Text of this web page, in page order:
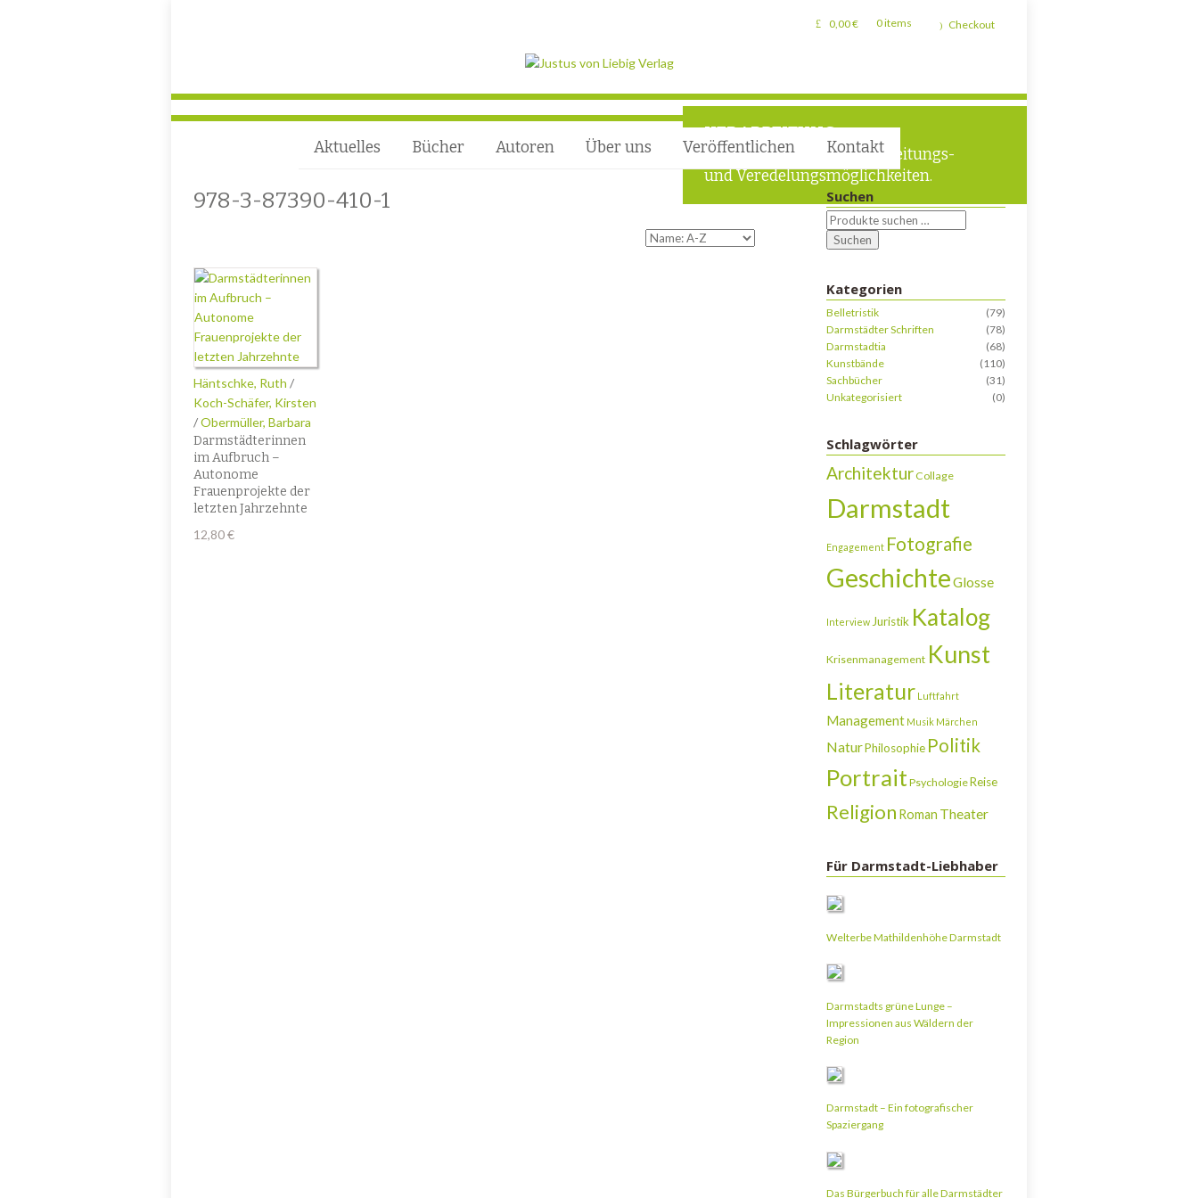
0,00€ 0 items Checkout
VERARBEITUNG
Außergewöhnliche Verarbeitungs-
und Veredelungsmöglichkeiten.
Aktuelles Bücher Autoren Über uns Veröffentlichen Kontakt
978-3-87390-410-1
Häntschke, Ruth /
Koch-Schäfer, Kirsten
/Obermüller, Barbara
Darmstädterinnen
im Aufbruch –
Autonome
Frauenprojekte der
letzten Jahrzehnte
12,80€
Suchen
Suchen
Kategorien
Belletristik
(79)
Darmstädter Schriften
(78)
Darmstadtia
(68)
Kunstbände
(110)
Sachbücher
(31)
Unkategorisiert
(0)
Schlagwörter
ArchitekturCollage
Darmstadt
Engagement Fotografie
GeschichteGlosse
Interview Juristik Katalog
Krisenmanagement Kunst
Literatur Luftfahrt
Management Musik Märchen
NaturPhilosophie Politik
Portrait PsychologieReise
Religion Roman Theater
Für Darmstadt-Liebhaber
Welterbe Mathildenhöhe Darmstadt
Darmstadts grüne Lunge –
Impressionen aus Wäldern der
Region
Darmstadt – Ein fotografischer
Spaziergang
Das Bürgerbuch für alle Darmstädter